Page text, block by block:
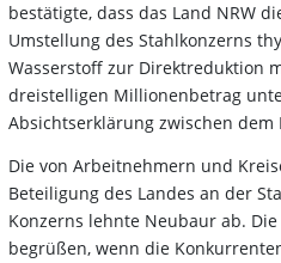
bestätigte, dass das Land NRW
Umstellung des Stahlkonzerns
Wasserstoff zur Direktreduktion
dreistelligen Millionenbetrag
Absichtserklärung zwischen dem
Die von Arbeitnehmern und
Beteiligung des Landes an der
Konzerns lehnte Neubaur ab.
begrüßen, wenn die